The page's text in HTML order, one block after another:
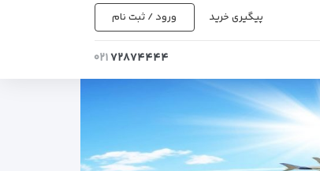
پیگیری خرید ورود / ثبت نام
۷۲۸۷۴۴۴۴۰۲۱